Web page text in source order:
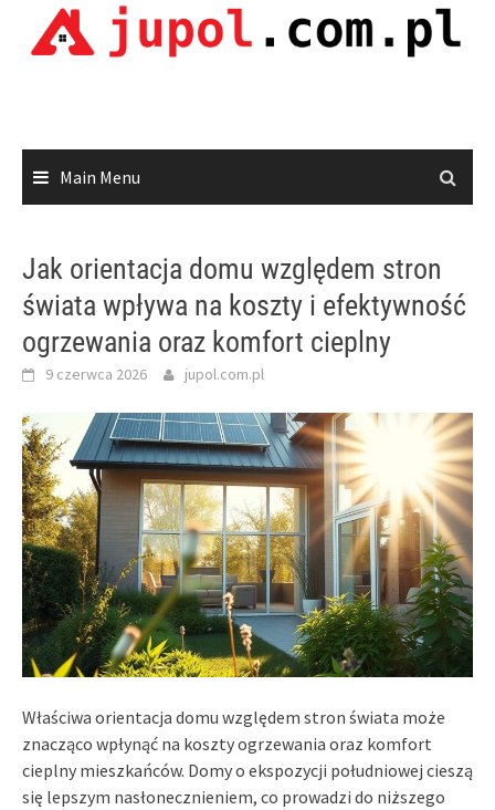
Main Menu
Jak orientacja domu względem stron
świata wpływa na koszty i efektywność
ogrzewania oraz komfort cieplny
9 czerwca 2026 jupol.com.pl
Właściwa orientacja domu względem stron świata może
znacząco wpłynąć na koszty ogrzewania oraz komfort
cieplny mieszkańców. Domy o ekspozycji południowej cieszą
się lepszym nasłonecznieniem, co prowadzi do niższego